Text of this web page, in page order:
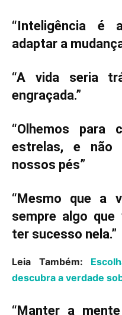
“Inteligência é
adaptar a
“A vida seria
engraçada.”
“Olhemos para
estrelas, e não
nossos pés”
“Mesmo que a
sempre algo
ter sucesso nela.”
Leia Também:
descubra a verdade
“Manter a